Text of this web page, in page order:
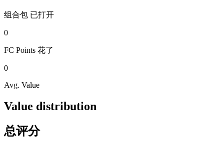
组合包 已打开
0
FC Points 花了
0
Avg. Value
Value distribution
总评分